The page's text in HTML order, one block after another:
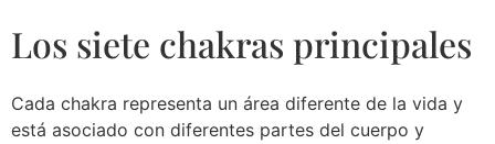
Los siete chakras principales
Cada chakra representa un área diferente de la vida y
está asociado con diferentes partes del cuerpo y